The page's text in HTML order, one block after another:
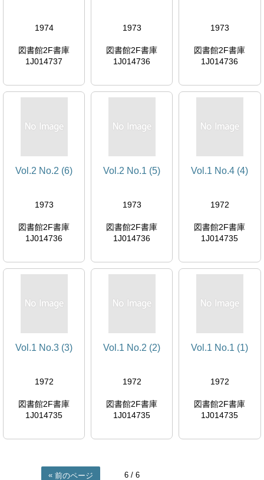
1974
図書館2F書庫
1J014737
1973
図書館2F書庫
1J014736
1973
図書館2F書庫
1J014736
Vol.2 No.2 (6)
1973
図書館2F書庫
1J014736
Vol.2 No.1 (5)
1973
図書館2F書庫
1J014736
Vol.1 No.4 (4)
1972
図書館2F書庫
1J014735
Vol.1 No.3 (3)
1972
図書館2F書庫
1J014735
Vol.1 No.2 (2)
1972
図書館2F書庫
1J014735
Vol.1 No.1 (1)
1972
図書館2F書庫
1J014735
前のページ 6 / 6